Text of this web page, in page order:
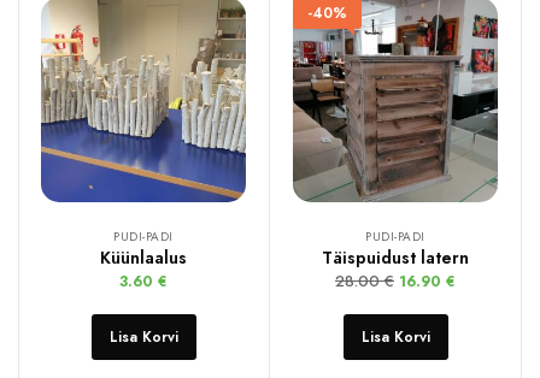
PUDI-PADI
Küünlaalus
3.60 €
Lisa Korvi
-40%
PUDI-PADI
Täispuidust latern
28.00€ 16.90 €
Lisa Korvi